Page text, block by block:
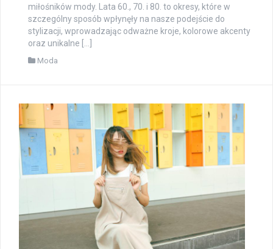
miłośników mody. Lata 60., 70. i 80. to okresy, które w
szczególny sposób wpłynęły na nasze podejście do
stylizacji, wprowadzając odważne kroje, kolorowe akcenty
oraz unikalne […]
Moda